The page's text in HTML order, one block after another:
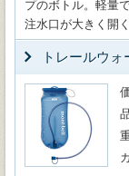
プのボトル。軽量
注水口が大きく開
トレールウ